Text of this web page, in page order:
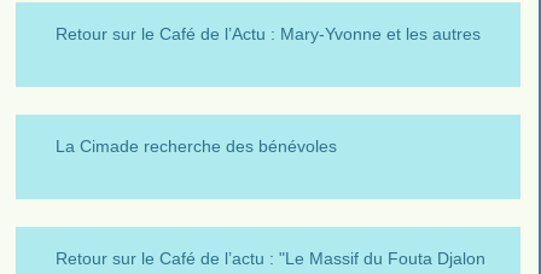
Retour sur le Café de l’Actu : Mary-Yvonne et les autres
La Cimade recherche des bénévoles
Retour sur le Café de l’actu : "Le Massif du Fouta Djalon